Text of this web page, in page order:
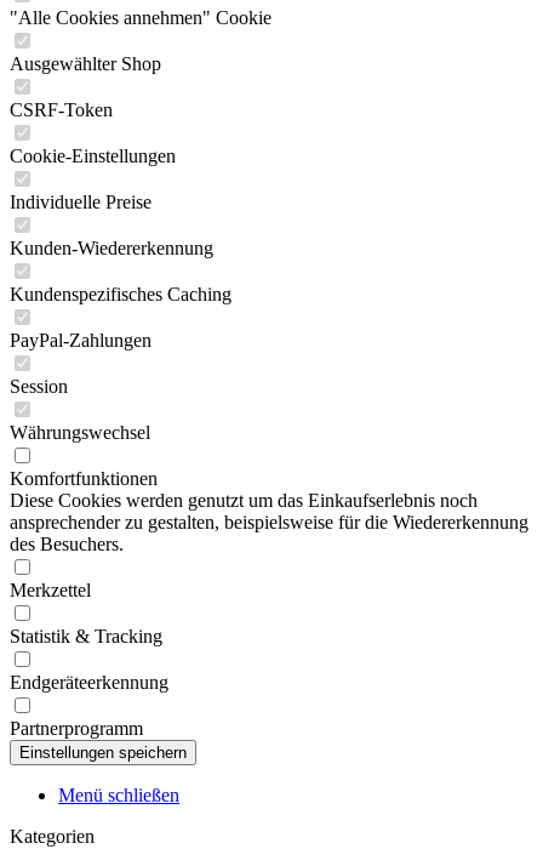
"Alle Cookies annehmen" Cookie
Ausgewählter Shop
CSRF-Token
Cookie-Einstellungen
Individuelle Preise
Kunden-Wiedererkennung
Kundenspezifisches Caching
PayPal-Zahlungen
Session
Währungswechsel
Komfortfunktionen
Diese Cookies werden genutzt um das Einkaufserlebnis noch
ansprechender zu gestalten, beispielsweise für die Wiedererkennung
des Besuchers.
Merkzettel
Statistik & Tracking
Endgeräteerkennung
Partnerprogramm
Menü schließen
Kategorien